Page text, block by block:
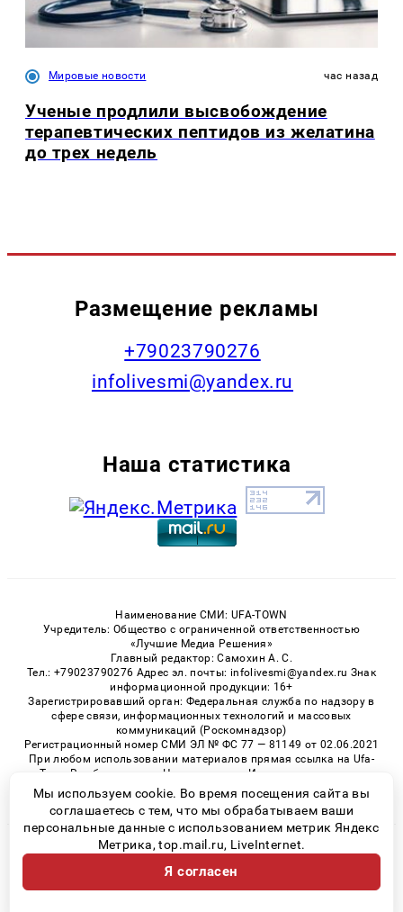
Мировые новости час назад
Ученые продлили высвобождение
терапевтических пептидов из желатина
до трех недель
Размещение рекламы
+79023790276
infolivesmi@yandex.ru
Наша статистика
Наименование СМИ: UFA-TOWN
Учредитель: Общество с ограниченной ответственностью
«Лучшие Медиа Решения»
Главный редактор: Самохин А. С.
Тел.: +79023790276 Адрес эл. почты: infolivesmi@yandex.ru Знак
информационной продукции: 16+
Зарегистрировавший орган: Федеральная служба по надзору в
сфере связи, информационных технологий и массовых
коммуникаций (Роскомнадзор)
Регистрационный номер СМИ ЭЛ № ФС 77 — 81149 от 02.06.2021
При любом использовании материалов прямая ссылка на Ufa-
Town.Ru обязательна. Цитирование в Интернете возможно
только при наличии письменного разрешения.
© 2026 «Ufa-Town» | Все права защищены
Возрастная категория сайта 16+
Политика конфиденциальности
Мы используем cookie. Во время посещения сайта вы
соглашаетесь с тем, что мы обрабатываем ваши
персональные данные с использованием метрик Яндекс
Метрика, top.mail.ru, LiveInternet.
Я согласен